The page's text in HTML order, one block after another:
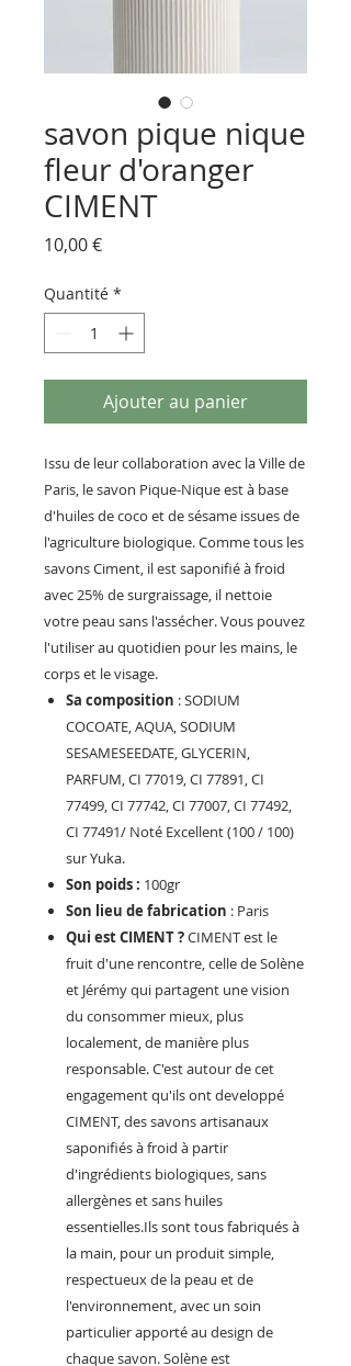
savon pique nique
fleur d'oranger
CIMENT
10,00 €Prix
Quantité *
Ajouter au panier
Issu de leur collaboration avec la Ville de
Paris, le savon Pique-Nique est à base
d'huiles de coco et de sésame issues de
l'agriculture biologique. Comme tous les
savons Ciment, il est saponifié à froid
avec 25% de surgraissage, il nettoie
votre peau sans l'assécher. Vous pouvez
l'utiliser au quotidien pour les mains, le
corps et le visage.
Sa composition : SODIUM
COCOATE, AQUA, SODIUM
SESAMESEEDATE, GLYCERIN,
PARFUM, CI 77019, CI 77891, CI
77499, CI 77742, CI 77007, CI 77492,
CI 77491/ Noté Excellent (100 / 100)
sur Yuka.
Son poids : 100gr
Son lieu de fabrication : Paris
Qui est CIMENT ?CIMENT est le
fruit d'une rencontre, celle de Solène
et Jérémy qui partagent une vision
du consommer mieux, plus
localement, de manière plus
responsable. C'est autour de cet
engagement qu'ils ont developpé
CIMENT, des savons artisanaux
saponifiés à froid à partir
d'ingrédients biologiques, sans
allergènes et sans huiles
essentielles.Ils sont tous fabriqués à
la main, pour un produit simple,
respectueux de la peau et de
l'environnement, avec un soin
particulier apporté au design de
chaque savon. Solène est